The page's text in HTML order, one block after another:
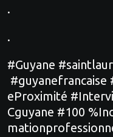
.
.
#Guyane
#guyanefrancaise
eProximité
Cguyane #100